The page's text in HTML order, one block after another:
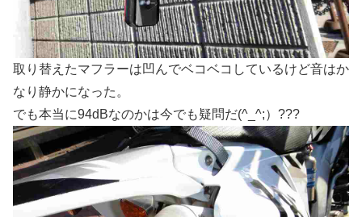
取り替えたマフラーは凹んでベコベコしているけど音はか
なり静かになった。
でも本当に94dBなのかは今でも疑問だ(^_^;）???